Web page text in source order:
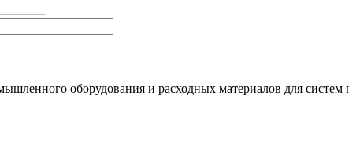
оборудования и расходных материалов для